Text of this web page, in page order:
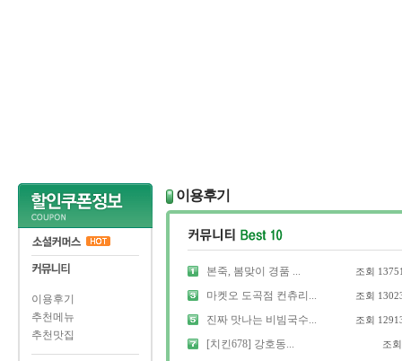
이용후기
추천메뉴
추천맛집
이용후기
본죽, 봄맞이 경품 ... 조회
마켓오 도곡점 컨츄리... 조회
진짜 맛나는 비빔국수... 조회
[치킨678] 강호동... 조